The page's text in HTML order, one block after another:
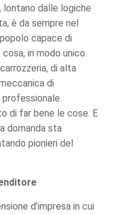
lontano dalle logiche
è da sempre nel
capace di
in modo unico.
di alta
di
di far bene le cose. E
domanda sta
pionieri del
d’impresa in cui